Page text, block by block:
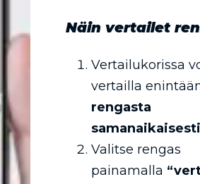
Näin vertailet
Vertailukorissa
vertailla
rengasta
samanaikaisesti
Valitse rengas
painamalla